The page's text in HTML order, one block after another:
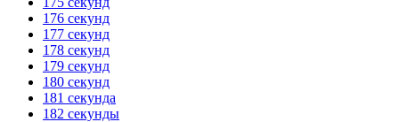
176 секунд
177 секунд
178 секунд
179 секунд
180 секунд
181 секунда
182 секунды